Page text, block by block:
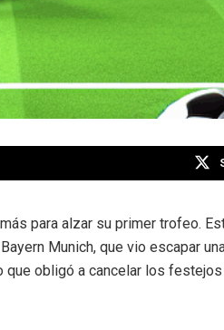
para alzar su primer trofeo.
Munich, que vio escapar
obligó a cancelar los